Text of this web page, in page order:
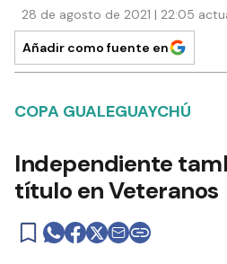
28 de agosto de 2021 | 22:05
Añadir como fuente en
COPA GUALEGUAYCHÚ
Independiente
título en Veteranos